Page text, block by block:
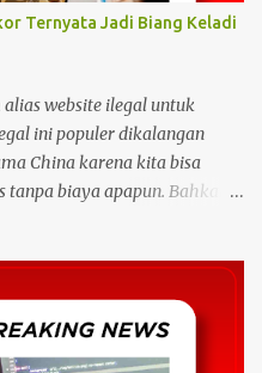
Ternyata Jadi Biang Keladi
website ilegal untuk
ini populer dikalangan
China karena kita bisa
biaya apapun. Bahkan
juga. Pasalnya menonton
di situs tidak resmi disebut
pada perangkat elektronik.
media sosial X,